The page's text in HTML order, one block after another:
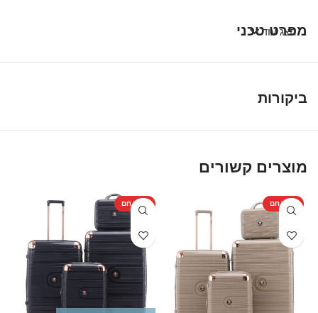
מפרט טכני
הצג עוד
ביקורות
מוצרים קשורים
מוצר חם מוצר חם